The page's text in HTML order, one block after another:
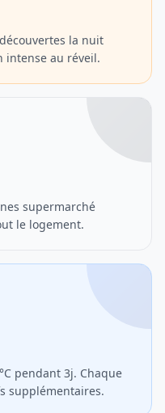
la nuit
intense au réveil.
supermarché
le logement.
pendant 3j. Chaque
supplémentaires.